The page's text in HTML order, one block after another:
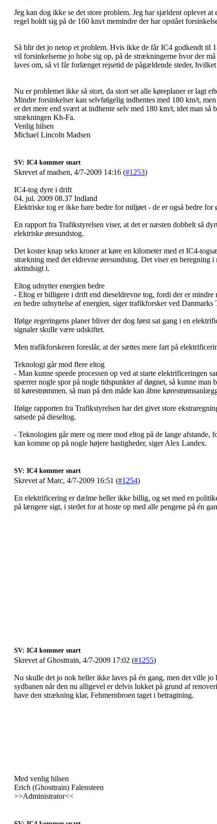
Jeg kan dog ikke se det store problem. Jeg har sjældent oplevet
regel holdt sig på de 160 km/t memindre der har opstået
Så blir det jo netop et problem. Hvis ikke de får IC4 godkendt til
vil forsinkelserne jo hobe sig op, på de strækningerne hvor der
laves om, så vi får forlænget rejsetid de pågældende steder,
Nu er problemet ikke så stort, da stort set alle køreplaner er lagt
Mindre forsinkelser kan selvfølgelig indhentes med 180 km/t,
er det mere end svært at indhente selv med 180 km/t, idet man så
strækningen Kh-Fa.
Venlig hilsen
Michael Lincoln Madsen
SV: IC4 kommer snart
Skrevet af madsen, 4/7-2009 14:16 (#1253)
IC4-tog dyre i drift
04. jul. 2009 08.37 Indland
Elektriske tog er ikke bare bedre for miljøet - de er også bedre for
En rapport fra Trafikstyrelsen viser, at det er næsten dobbelt så
elektriske øresundstog.
Det koster knap seks kroner at køre en kilometer med et IC4-
strækning med det eldrevne øresundstog. Det viser en beregning
aktindsigt i.
Eltog udnytter energien bedre
- Eltog er billigere i drift end dieseldrevne tog, fordi der er mindre
en bedre udnyttelse af energien, siger trafikforsker ved
Ifølge regeringens planer bliver der dog først sat gang i en
signaler skulle være udskiftet.
Men trafikforskeren foreslår, at der sættes mere fart på
Teknologi går mod flere eltog
- Man kunne speede processen op ved at starte elektrificeringen
spærrer nogle spor på nogle tidspunkter af døgnet, så kunne man
til kørestrømmen, så man på den måde kan åbne
Ifølge rapporten fra Trafikstyrelsen har det givet store
satsede på dieseltog.
- Teknologien går mere og mere mod eltog på de lange afstande,
kan komme op på nogle højere hastigheder, siger Alex Landex.
SV: IC4 kommer snart
Skrevet af Marc, 4/7-2009 16:51 (#1254)
En elektrificering er dælme heller ikke billig, og set med en
på længere sigt, i stedet for at hoste op med alle pengene på én
SV: IC4 kommer snart
Skrevet af Ghosttrain, 4/7-2009 17:02 (#1255)
Nu skulle det jo nok heller ikke laves på én gang, men det ville jo
sydbanen når den nu alligevel er delvis lukket på grund af
have den strækning klar, Fehmernbroen taget i betragtning.
Med venlig hilsen
Erich (Ghosttrain) Falensteen
>>Administrator<<